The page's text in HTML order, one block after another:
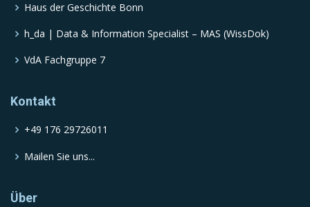
Haus der Geschichte Bonn
h_da | Data & Information Specialist – MAS (WissDok)
VdA Fachgruppe 7
Kontakt
+49 176 29726011
Mailen Sie uns...
Über